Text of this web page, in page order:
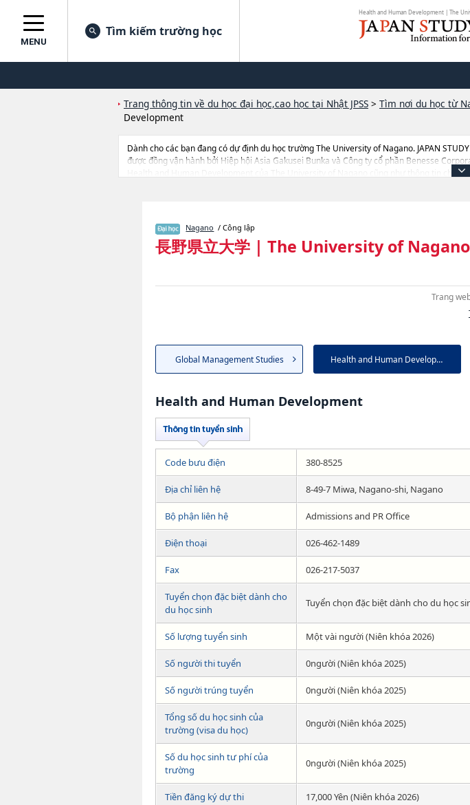
MENU
Tìm kiếm trường học
Trang thông tin về du học đại học,cao học tại Nhật JPSS > Tìm nơi du học từ
Development
Dành cho các bạn đang có dự định du học trường The University of Nagano. JAPAN
được đồng vận hành bởi Hiệp hội Asia Gakusei Bunka và Công ty cổ phần Benesse
Health and Human Development của The University of Nagano cũng như thông tin chi
Nagano / Công lập
長野県立大学 | The University of Nagano
Trang
Global Management Studies Health and Human Development
Health and Human Development
Code bưu điện 380-8525
Địa chỉ liên hệ 8-49-7 Miwa, Nagano-shi, Nagano
Bộ phận liên hệ Admissions and PR Office
Điện thoại 026-462-1489
Fax 026-217-5037
Tuyển chọn đặc biệt dành cho
du học sinh
Tuyển chọn đặc biệt dành cho du học
Số lượng tuyển sinh Một vài người (Niên khóa 2026)
Số người thi tuyển 0người (Niên khóa 2025)
Số người trúng tuyển 0người (Niên khóa 2025)
Tổng số du học sinh của
trường (visa du học)
0người (Niên khóa 2025)
Số du học sinh tư phí của
trường
0người (Niên khóa 2025)
Tiền đăng ký dự thi 17,000 Yên (Niên khóa 2026)